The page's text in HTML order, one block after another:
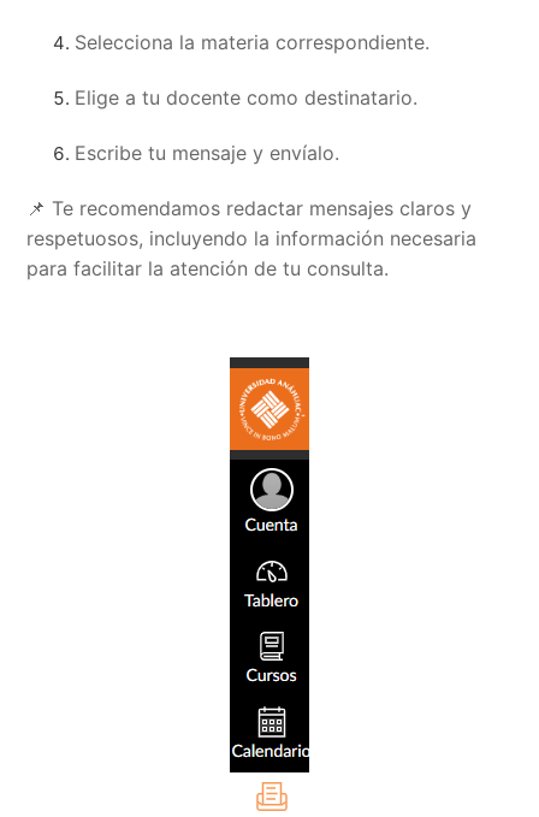
Selecciona la materia correspondiente.
Elige a tu docente como destinatario.
Escribe tu mensaje y envíalo.
📌 Te recomendamos redactar mensajes claros y
respetuosos, incluyendo la información necesaria
para facilitar la atención de tu consulta.